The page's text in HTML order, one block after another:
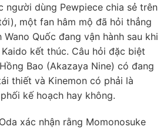
người dùng Pewpiece chia sẻ trên
một fan hâm mộ đã hỏi thẳng
Quốc đang vận hành sau khi
kết thúc. Câu hỏi đặc biệt
Bao (Akazaya Nine) có đang
thiết và Kinemon có phải là
kế hoạch hay không.
xác nhận rằng Momonosuke